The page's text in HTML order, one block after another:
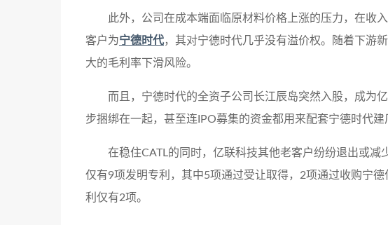
此外，公司在成本端面临原材料价格上涨的压力，在收
客户为宁德时代，其对宁德时代几乎没有溢价权。随着下游
大的毛利率下滑风险。
而且，宁德时代的全资子公司长江辰岛突然入股，成为
步捆绑在一起，甚至连IPO募集的资金都用来配套宁德时代建
在稳住CATL的同时，亿联科技其他老客户纷纷退出或减
仅有9项发明专利，其中5项通过受让取得，2项通过收购宁
利仅有2项。